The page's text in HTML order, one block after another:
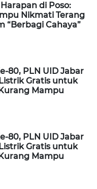
di Poso:
Nikmati Terang
“Berbagi Cahaya”
80, PLN UID Jabar
Gratis untuk
Mampu
80, PLN UID Jabar
Gratis untuk
Mampu